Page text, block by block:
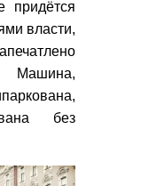
придётся
власти,
Машина,
без